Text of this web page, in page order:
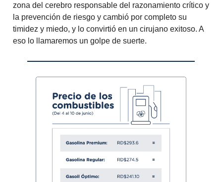
zona del cerebro responsable del razonamiento crítico y
la prevención de riesgo y cambió por completo su
timidez y miedo, y lo convirtió en un cirujano exitoso. A
eso lo llamaremos un golpe de suerte.